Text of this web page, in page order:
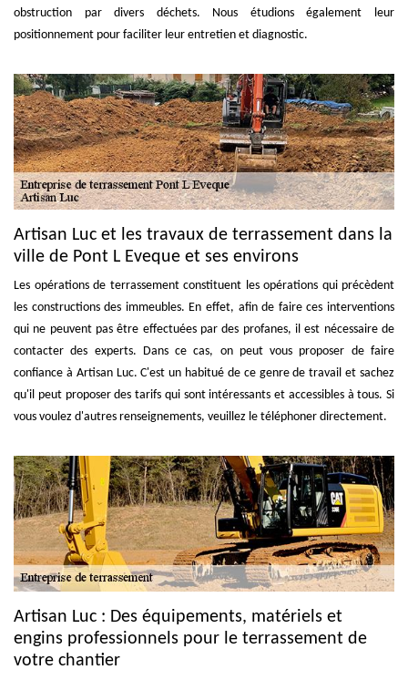
obstruction par divers déchets. Nous étudions également leur
positionnement pour faciliter leur entretien et diagnostic.
Artisan Luc et les travaux de terrassement dans la
ville de Pont L Eveque et ses environs
Les opérations de terrassement constituent les opérations qui précèdent
les constructions des immeubles. En effet, afin de faire ces interventions
qui ne peuvent pas être effectuées par des profanes, il est nécessaire de
contacter des experts. Dans ce cas, on peut vous proposer de faire
confiance à Artisan Luc. C'est un habitué de ce genre de travail et sachez
qu'il peut proposer des tarifs qui sont intéressants et accessibles à tous. Si
vous voulez d'autres renseignements, veuillez le téléphoner directement.
Artisan Luc : Des équipements, matériels et
engins professionnels pour le terrassement de
votre chantier